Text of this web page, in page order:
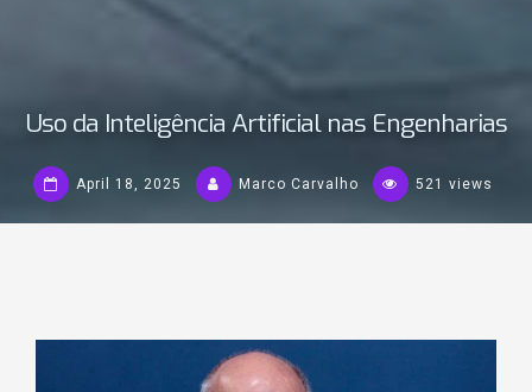
Uso da Inteligência Artificial nas Engenharias
April 18, 2025 Marco Carvalho 521 views